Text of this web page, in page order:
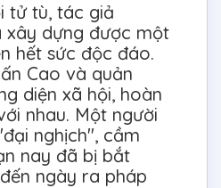
tử tù, tác giả
xây dựng được một
hết sức độc đáo.
Cao và quản
diện xã hội, hoàn
nhau. Một người
nghịch", cầm
nay đã bị bắt
ngày ra pháp